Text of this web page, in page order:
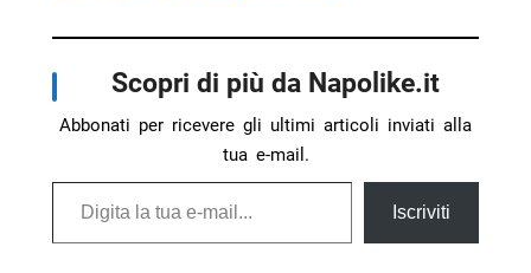
Scopri di più da Napolike.it
Abbonati per ricevere gli ultimi articoli inviati alla
tua e-mail.
Digita la tua e-mail...
Iscriviti